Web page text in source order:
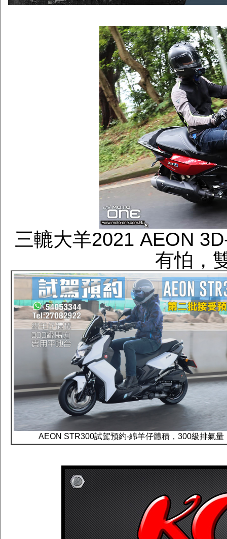
三轆大羊2021 AEON
有怕，
AEON STR300試駕預約-綿羊仔體積，300級排氣量